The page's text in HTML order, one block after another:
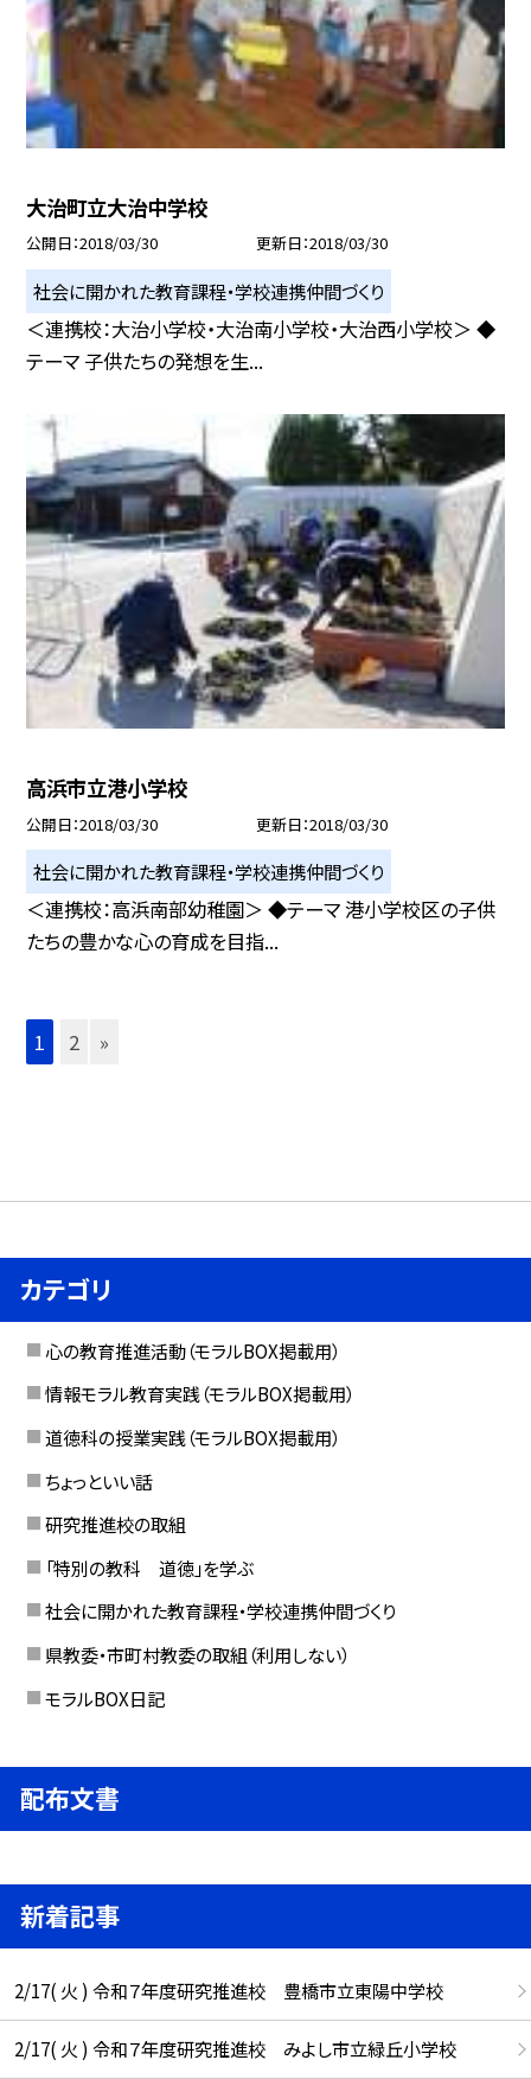
大治町立大治中学校
公開日 2018/03/30 更新日 2018/03/30
社会に開かれた教育課程・学校連携仲間づくり
＜連携校：大治小学校・大治南小学校・大治西小学校＞ ◆
テーマ 子供たちの発想を生...
高浜市立港小学校
公開日 2018/03/30 更新日 2018/03/30
社会に開かれた教育課程・学校連携仲間づくり
＜連携校：高浜南部幼稚園＞ ◆テーマ 港小学校区の子供
たちの豊かな心の育成を目指...
1 2 »
カテゴリ
心の教育推進活動（モラルBOX掲載用）
情報モラル教育実践（モラルBOX掲載用）
道徳科の授業実践（モラルBOX掲載用）
ちょっといい話
研究推進校の取組
「特別の教科 道徳」を学ぶ
社会に開かれた教育課程・学校連携仲間づくり
県教委・市町村教委の取組（利用しない）
モラルBOX日記
配布文書
新着記事
2/17( 火 ) 令和７年度研究推進校 豊橋市立東陽中学校
2/17( 火 ) 令和７年度研究推進校 みよし市立緑丘小学校